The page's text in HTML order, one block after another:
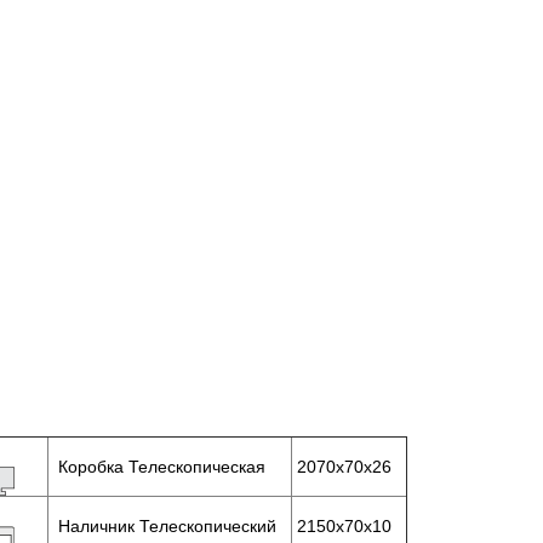
Коробка Телескопическая 2070х70х26
Наличник Телескопический 2150х70х10